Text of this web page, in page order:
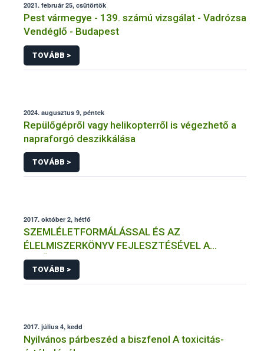
2021. február 25, csütörtök
Pest vármegye - 139. számú vizsgálat - Vadrózsa
Vendéglő - Budapest
TOVÁBB >
2024. augusztus 9, péntek
Repülőgépről vagy helikopterről is végezhető a
napraforgó deszikkálása
TOVÁBB >
2017. október 2, hétfő
SZEMLÉLETFORMÁLÁSSAL ÉS AZ
ÉLELMISZERKÖNYV FEJLESZTÉSÉVEL A
MINŐSÉGI MAGYAR PÉKTERMÉKEK
(EL)ISMERTSÉGÉÉRT
TOVÁBB >
2017. július 4, kedd
Nyilvános párbeszéd a biszfenol A toxicitás-